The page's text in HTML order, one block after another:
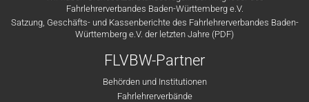
Fahrlehrerverbandes Baden-Württemberg e.V.
Satzung, Geschäfts- und Kassenberichte des Fahrlehrerverbandes Baden-
Württemberg e.V. der letzten Jahre (PDF)
FLVBW-Partner
Behörden und Institutionen
Fahrlehrerverbände